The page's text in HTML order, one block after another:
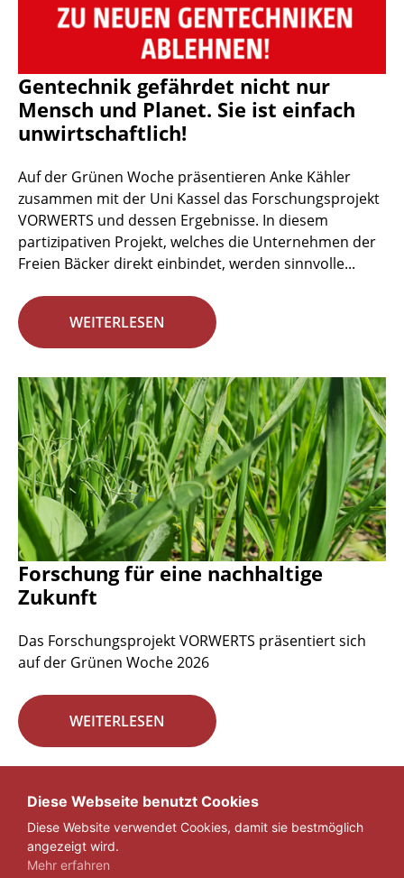
Gentechnik gefährdet nicht nur
Mensch und Planet. Sie ist einfach
unwirtschaftlich!
Auf der Grünen Woche präsentieren Anke Kähler
zusammen mit der Uni Kassel das Forschungsprojekt
VORWERTS und dessen Ergebnisse. In diesem
partizipativen Projekt, welches die Unternehmen der
Freien Bäcker direkt einbindet, werden sinnvolle...
WEITERLESEN
Forschung für eine nachhaltige
Zukunft
Das Forschungsprojekt VORWERTS präsentiert sich
auf der Grünen Woche 2026
WEITERLESEN
1 2 3 ... 29 »
Diese Webseite benutzt Cookies
Diese Website verwendet Cookies, damit sie bestmöglich
angezeigt wird.
Mehr erfahren